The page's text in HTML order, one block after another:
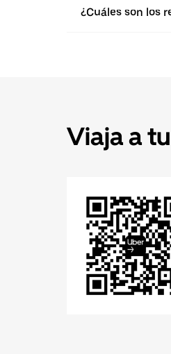
¿Cuáles son los
Viaja a